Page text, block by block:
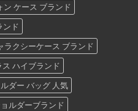
ン ケース ブランド
ンド
ラクシーケース ブランド
ハイブランド
ダー バッグ 人気
ルダーブランド